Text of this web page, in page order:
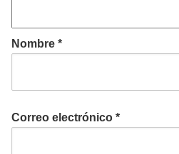
Nombre *
Correo electrónico *